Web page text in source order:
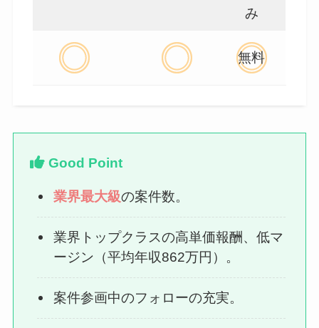
み
無料
Good Point
業界最大級の案件数。
業界トップクラスの高単価報酬、低マ
ージン（平均年収862万円）。
案件参画中のフォローの充実。